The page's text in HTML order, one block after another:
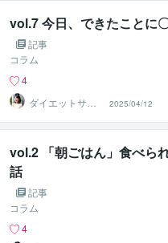
vol.7 今日、できたことに
記事
コラム
4
ダイエットサポ
ーター＊管理栄
養士ちえ
2025/04/12
vol.2 「朝ごはん」食べら
話
記事
コラム
4